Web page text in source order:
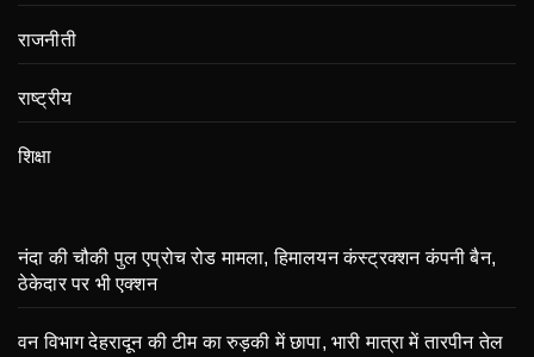
राजनीती
राष्ट्रीय
शिक्षा
नंदा की चौकी पुल एप्रोच रोड मामला, हिमालयन कंस्ट्रक्शन कंपनी बैन,
ठेकेदार पर भी एक्शन
वन विभाग देहरादून की टीम का रुड़की में छापा, भारी मात्रा में तारपीन तेल